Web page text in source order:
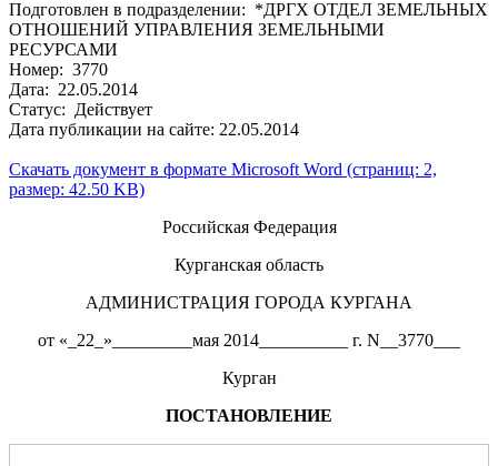
Подготовлен в подразделении: *ДРГХ ОТДЕЛ ЗЕМЕЛЬНЫХ
ОТНОШЕНИЙ УПРАВЛЕНИЯ ЗЕМЕЛЬНЫМИ
РЕСУРСАМИ
Номер: 3770
Дата: 22.05.2014
Статус: Действует
Дата публикации на сайте: 22.05.2014
Скачать документ в формате Microsoft Word (страниц: 2,
размер: 42.50 KB)
Российская Федерация
Курганская область
АДМИНИСТРАЦИЯ ГОРОДА КУРГАНА
от «_22_»_________мая 2014__________ г. N__3770___
Курган
ПОСТАНОВЛЕНИЕ